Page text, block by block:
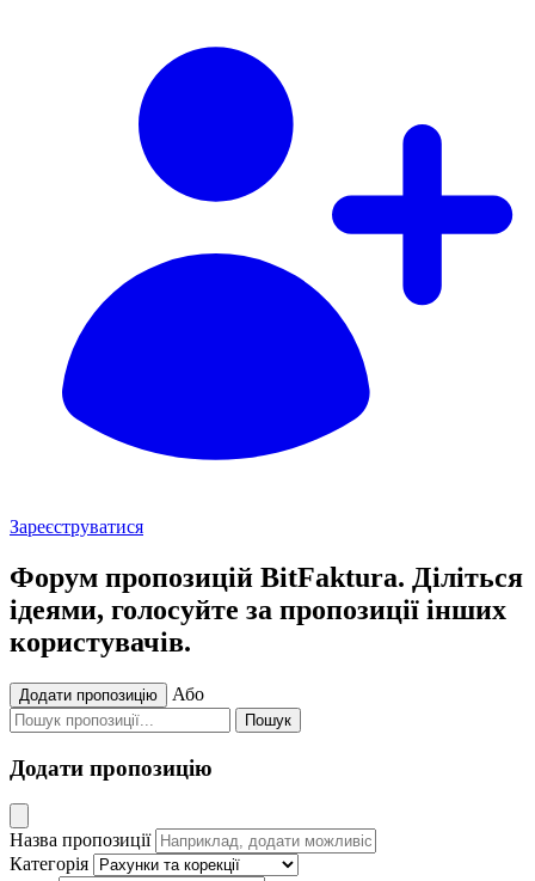
Зареєструватися
Форум пропозицій BitFaktura. Діліться
ідеями, голосуйте за пропозиції інших
користувачів.
Додати пропозицію Або
Пошук
Додати пропозицію
Назва пропозиції
Категорія